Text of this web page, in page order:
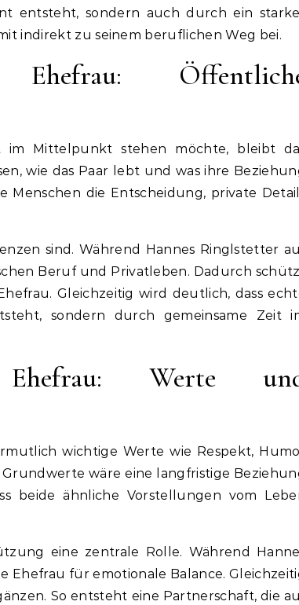
entsteht, sondern auch durch ein
indirekt zu seinem beruflichen Weg bei.
im Mittelpunkt stehen möchte, bleibt
wie das Paar lebt und was ihre
Menschen die Entscheidung, private
sind. Während Hannes Ringlstetter
Beruf und Privatleben. Dadurch
Gleichzeitig wird deutlich, dass
sondern durch gemeinsame Zeit
Werte
wichtige Werte wie Respekt,
wäre eine langfristige
beide ähnliche Vorstellungen vom
eine zentrale Rolle. Während
Ehefrau für emotionale Balance.
So entsteht eine Partnerschaft, die